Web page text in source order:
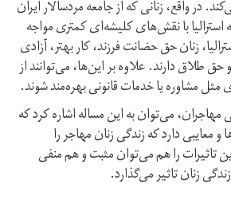
در واقع، زنانی که از جامعه مردسالار ایران
استرالیا با نقش‌های کلیشه‌ای کمتری مواجه
زنان حق حضانت فرزند، کار بهتر، آزادی
طلاق دارند. علاوه بر این‌ها، می‌توانند از
مشاوره یا خدمات قانونی بهره‌مند شوند.
مهاجران، می‌توان به این مساله اشاره کرد که
معایبی دارد که زندگی زنان مهاجر را
تاثیرات را هم می‌توان مثبت و هم منفی
زنان تاثیر می‌گذارد.